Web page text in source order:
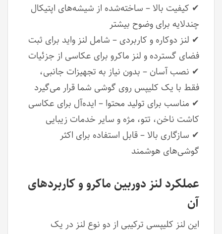
✔ کیفیت بالا – ساخته‌شده از شیشه‌های اپتیکال
چندلایه برای وضوح بیشتر
✔ لنز دوکاره و کاربردی – شامل لنز واید برای ثبت
فضای گسترده و لنز ماکرو برای عکاسی از جزئیات
✔ نصب آسان – بدون نیاز به تجهیزات جانبی،
فقط با یک کلیپس روی گوشی شما قرار می‌گیرد
✔ مناسب برای تولید محتوا – ایده‌آل برای عکاسی
کاشت ناخن، تتو، مژه و سایر خدمات زیبایی
✔ سازگاری بالا – قابل استفاده برای اکثر
گوشی‌های هوشمند
عملکرد لنز دوربین ماکرو و کاربردهای
آن
این لنز کلیپسی ترکیبی از دو نوع لنز در یک